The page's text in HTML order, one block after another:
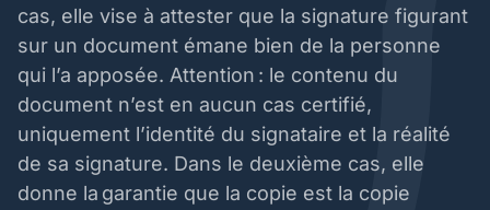
cas, elle vise à attester que la signature figurant
sur un document émane bien de la personne
qui l’a apposée. Attention : le contenu du
document n’est en aucun cas certifié,
uniquement l’identité du signataire et la réalité
de sa signature. Dans le deuxième cas, elle
donne la garantie que la copie est la copie